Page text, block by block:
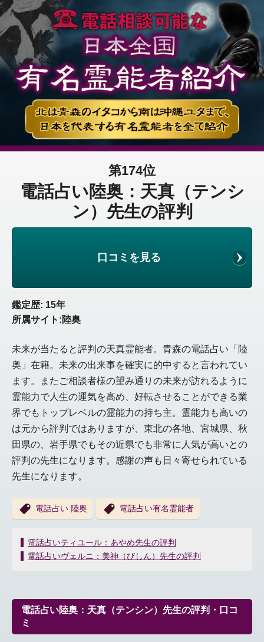
第174位
電話占い陸奥：天真（テンシ
ン）先生の評判
口コミを見る
鑑定歴: 15年
所属サイト:陸奥
未来が当たると評判の天真霊能者。青森の電話占い「陸
奥」在籍。未来の出来事を確実に的中すると言われてい
ます。またご相談者様の望み通りの未来が訪れるように
霊能力で人生の運気を高め、好転させることができる業
界でもトップレベルの霊能力の持ち主。霊能力も高いの
は元から評判ではありますが、東北の各地、宮城県、秋
田県の、岩手県でもその近県でも非常に人気が高いとの
評判の先生になります。感謝の声も日々寄せられている
先生になります。
電話占い 陸奥 電話占い有名霊能者
投
稿
ー
シ
ョ
電話占いティユール：あやめ先生の評判
電話占いヴェルニ：美神（びしん）先生の評判
電話占い陸奥：天真（テンシン）先生の評判・口コ
ミ